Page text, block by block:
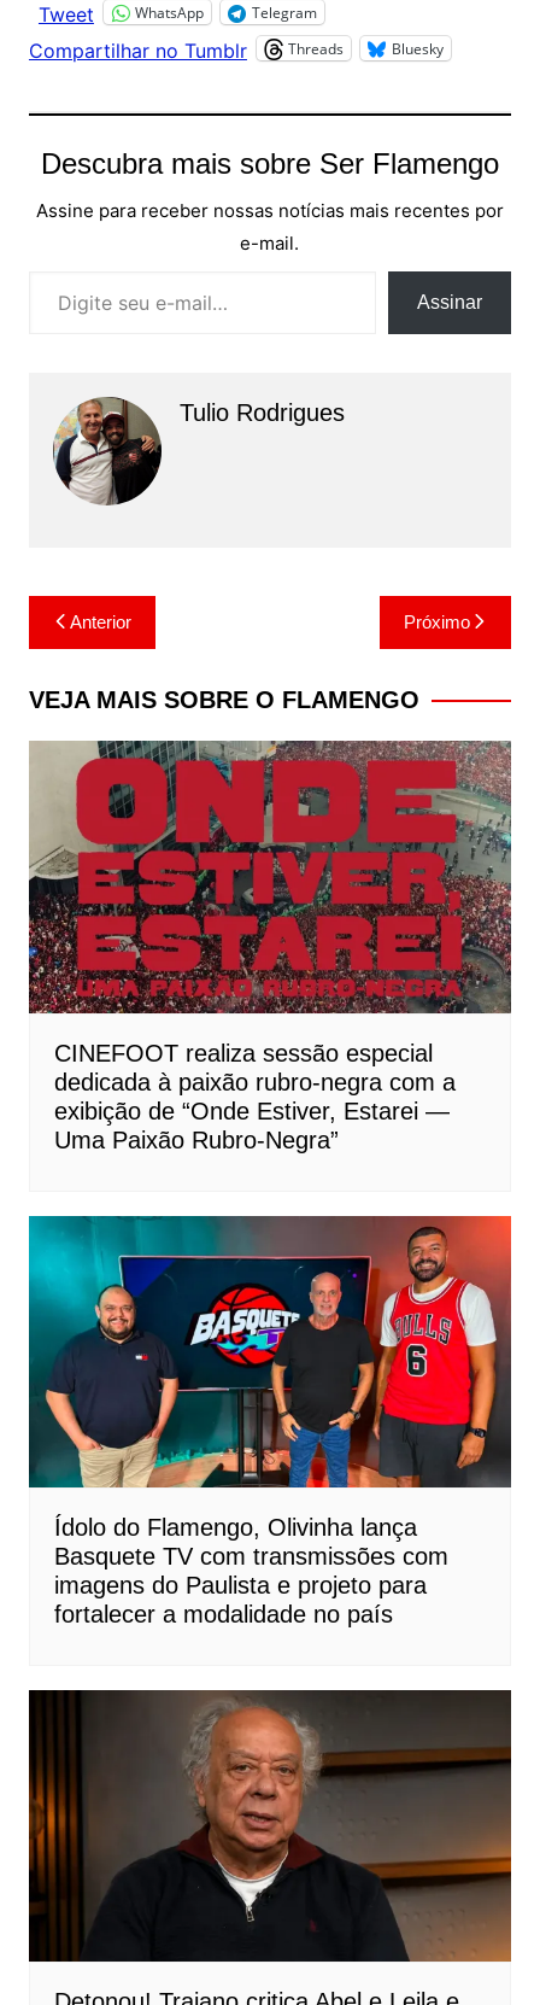
Tweet WhatsApp Telegram
Compartilhar no Tumblr Threads Bluesky
Descubra mais sobre Ser Flamengo
Assine para receber nossas notícias mais recentes por
e-mail.
Assinar
Tulio Rodrigues
Navegação
de
Post
Anterior Próximo
VEJA MAIS SOBRE O FLAMENGO
CINEFOOT realiza sessão especial
dedicada à paixão rubro-negra com a
exibição de “Onde Estiver, Estarei —
Uma Paixão Rubro-Negra”
Ídolo do Flamengo, Olivinha lança
Basquete TV com transmissões com
imagens do Paulista e projeto para
fortalecer a modalidade no país